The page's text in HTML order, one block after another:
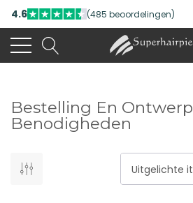
4.6 (485 beoordelingen)
Bestelling En Ontwerp
Benodigheden